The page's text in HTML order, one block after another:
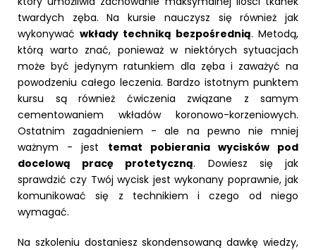
twardych zęba. Na kursie nauczysz się również jak
wykonywać wkłady techniką bezpośrednią. Metodą,
którą warto znać, ponieważ w niektórych sytuacjach
może być jedynym ratunkiem dla zęba i zaważyć na
powodzeniu całego leczenia. Bardzo istotnym punktem
kursu są również ćwiczenia związane z samym
cementowaniem wkładów koronowo-korzeniowych.
Ostatnim zagadnieniem - ale na pewno nie mniej
ważnym - jest temat pobierania wycisków pod
docelową pracę protetyczną. Dowiesz się jak
sprawdzić czy Twój wycisk jest wykonany poprawnie, jak
komunikować się z technikiem i czego od niego
wymagać.
Na szkoleniu dostaniesz skondensowaną dawkę wiedzy,